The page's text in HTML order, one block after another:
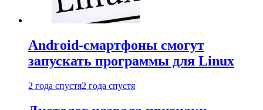
Android-смартфоны смогут
запускать программы для Linux
2 года спустя2 года спустя